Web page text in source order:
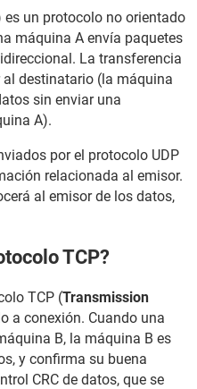
es un protocolo no orientado
máquina A envía paquetes
La transferencia
destinatario (la máquina
sin enviar una
A).
por el protocolo UDP
relacionada al emisor.
al emisor de los datos,
TCP?
TCP (Transmission
a conexión. Cuando una
B, la máquina B es
y confirma su buena
CRC de datos, que se